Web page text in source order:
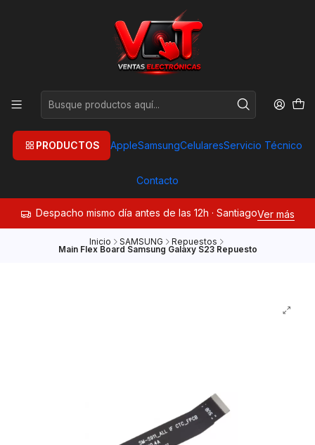
PRODUCTOS AppleSamsungCelularesServicio Técnico
Contacto
Despacho mismo día antes de las 12h · SantiagoVer más
Inicio SAMSUNG Repuestos
Main Flex Board Samsung Galaxy S23 Repuesto